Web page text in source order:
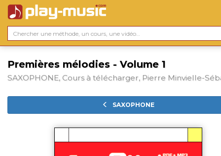
Premières mélodies - Volume 1
SAXOPHONE, Cours à télécharger, Pierre Minvielle-
SAXOPHONE